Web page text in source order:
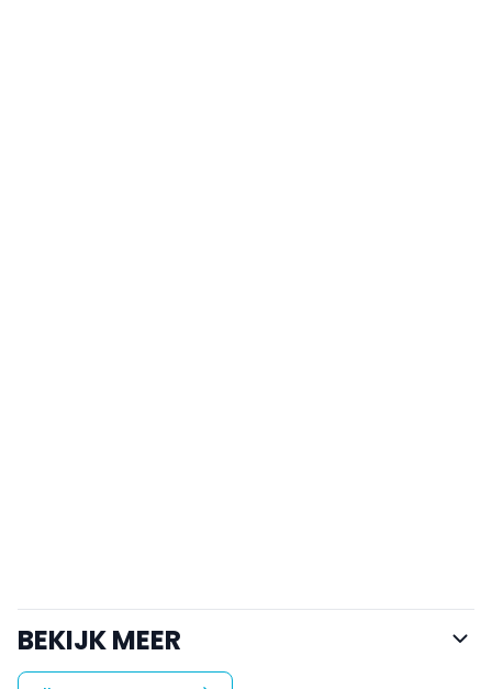
BEKIJK MEER